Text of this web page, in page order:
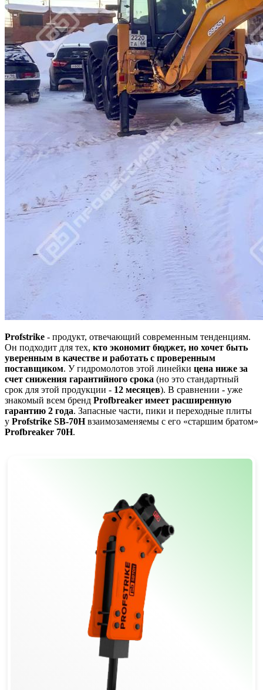
Profstrike - продукт, отвечающий современным тенденциям.
Он подходит для тех, кто экономит бюджет, но хочет быть
уверенным в качестве и работать с проверенным
поставщиком. У гидромолотов этой линейки цена ниже за
счет снижения гарантийного срока (но это стандартный
срок для этой продукции - 12 месяцев). В сравнении - уже
знакомый всем бренд Profbreaker имеет расширенную
гарантию 2 года. Запасные части, пики и переходные плиты
у Profstrike SB-70Hвзаимозаменяемы с его «старшим братом»
Profbreaker 70H.